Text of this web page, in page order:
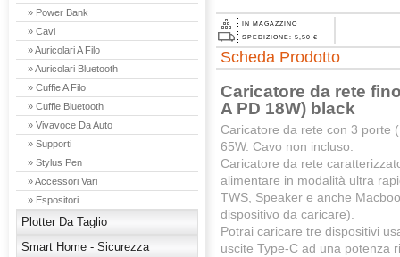
» Power Bank
» Cavi
» Auricolari A Filo
» Auricolari Bluetooth
» Cuffie A Filo
» Cuffie Bluetooth
» Vivavoce Da Auto
» Supporti
» Stylus Pen
» Accessori Vari
» Espositori
Plotter Da Taglio
Smart Home - Sicurezza
IN MAGAZZINO
SPEDIZIONE: 5,50 €
Scheda Prodotto
Caricatore da rete
A PD 18W) black
Caricatore da rete con 3 porte
65W. Cavo non incluso.
Caricatore da rete
alimentare in modalità ultra
TWS, Speaker e anche
dispositivo da caricare).
Potrai caricare tre dispositivi
uscite Type-C ad una potenza